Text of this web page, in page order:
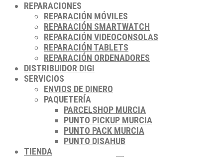
REPARACIONES
REPARACIÓN MÓVILES
REPARACIÓN SMARTWATCH
REPARACIÓN VIDEOCONSOLAS
REPARACIÓN TABLETS
REPARACIÓN ORDENADORES
DISTRIBUIDOR DIGI
SERVICIOS
ENVIOS DE DINERO
PAQUETERÍA
PARCELSHOP MURCIA
PUNTO PICKUP MURCIA
PUNTO PACK MURCIA
PUNTO DISAHUB
TIENDA